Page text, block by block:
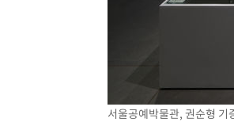
내일까지 39도 '펄펄'…기상청
[속보]경찰, '홍명보 선임 논란
서울공예박물관, 권순형 기